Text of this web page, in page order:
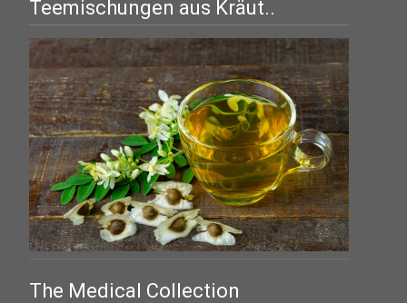
Teemischungen aus Kräut..
The Medical Collection